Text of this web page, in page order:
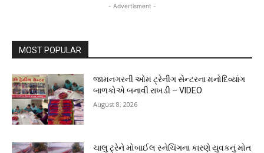
- Advertisment -
MOST POPULAR
જામનગરની ઓમ ટ્રેનીંગ સેન્ટરના મનોદિવ્યાંગ
બાળકોએ બનાવી રાખડી – VIDEO
August 8, 2026
ચાલુ ટ્રેને મોબાઈલ સ્નેચિંગના કારણે યુવકનું મોત